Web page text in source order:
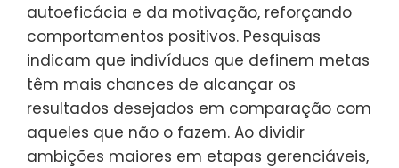
autoeficácia e da motivação, reforçando
comportamentos positivos. Pesquisas
indicam que indivíduos que definem metas
têm mais chances de alcançar os
resultados desejados em comparação com
aqueles que não o fazem. Ao dividir
ambições maiores em etapas gerenciáveis,